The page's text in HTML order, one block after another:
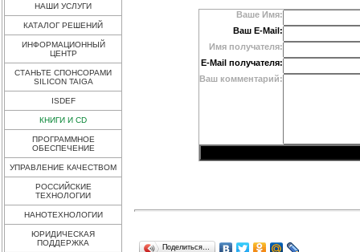
НАШИ УСЛУГИ
КАТАЛОГ РЕШЕНИЙ
ИНФОРМАЦИОННЫЙ
ЦЕНТР
СТАНЬТЕ СПОНСОРАМИ
SILICON TAIGA
ISDEF
КНИГИ И CD
ПРОГРАММНОЕ
ОБЕСПЕЧЕНИЕ
УПРАВЛЕНИЕ КАЧЕСТВОМ
РОССИЙСКИЕ
ТЕХНОЛОГИИ
НАНОТЕХНОЛОГИИ
ЮРИДИЧЕСКАЯ
ПОДДЕРЖКА
Ваше Имя:
Ваш E-Mail:
Имя получателя:
E-Mail получателя:
Ваш комментарий:
Поделиться…